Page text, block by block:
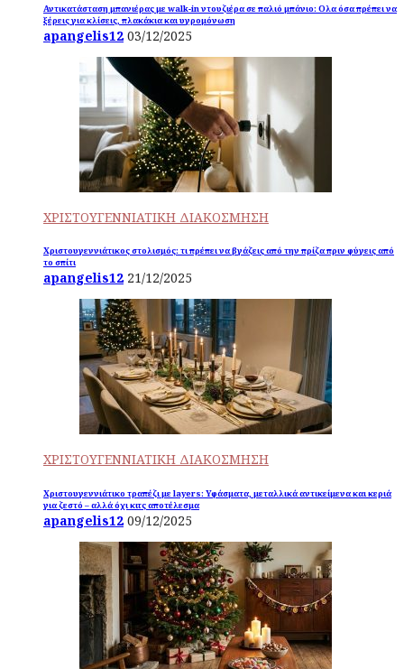
Αντικατάσταση μπανιέρας με walk-in ντουζιέρα σε παλιό μπάνιο: Ολα όσα πρέπει να
ξέρεις για κλίσεις, πλακάκια και υγρομόνωση
apangelis12 03/12/2025
ΧΡΙΣΤΟΥΓΕΝΝΙΑΤΙΚΗ ΔΙΑΚΟΣΜΗΣΗ
Χριστουγεννιάτικος στολισμός: τι πρέπει να βγάζεις από την πρίζα πριν φύγεις από
το σπίτι
apangelis12 21/12/2025
ΧΡΙΣΤΟΥΓΕΝΝΙΑΤΙΚΗ ΔΙΑΚΟΣΜΗΣΗ
Χριστουγεννιάτικο τραπέζι με layers: Υφάσματα, μεταλλικά αντικείμενα και κεριά
για ζεστό – αλλά όχι κιτς αποτέλεσμα
apangelis12 09/12/2025